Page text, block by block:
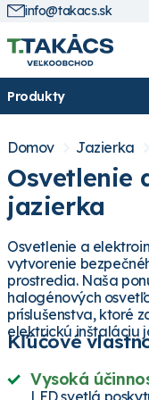
info@takacs.sk
Produkty
Domov Jazierka
Osvetlenie
jazierka
Osvetlenie a
vytvorenie
prostredia. Naša
halogénových
príslušenstva, ktoré
elektrickú inštaláciu
Kľúčové
Vysoká
LED svetlá